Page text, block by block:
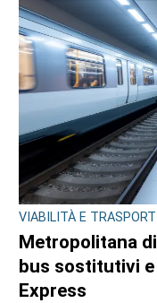
VIABILITÀ E
Metropolitana
bus sostitutivi e
Express